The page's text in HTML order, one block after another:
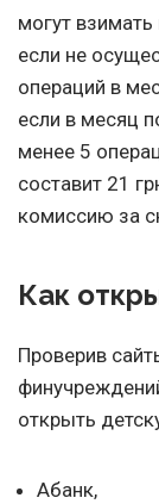
могут взимать
если не
операций в
если в месяц
менее 5
составит 21
комиссию за
Как
Проверив
открыть
Абанк,